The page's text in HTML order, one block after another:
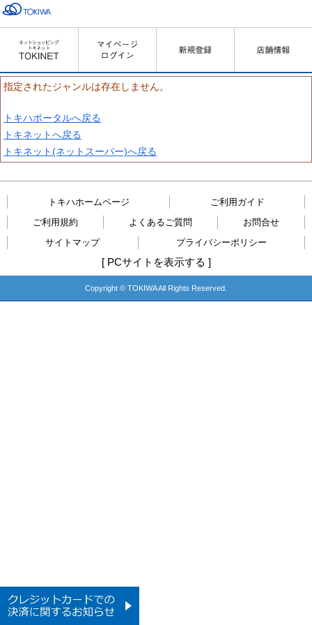
指定されたジャンルは存在しません。
トキハポータルへ戻る
トキネットへ戻る
トキネット(ネットスーパー)へ戻る
トキハホームページ
ご利用ガイド
ご利用規約
よくあるご質問
お問合せ
サイトマップ
プライバシーポリシー
[ PCサイトを表示する ]
Copyright © TOKIWA All Rights Reserved.